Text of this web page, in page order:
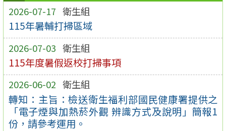
2026-07-17 衛生組
115年暑輔打掃區域
2026-07-03 衛生組
115年度暑假返校打掃事項
2026-06-02 衛生組
轉知：主旨：檢送衛生福利部國民健康署提供之
「電子煙與加熱菸外觀 辨識方式及說明」簡報1
份，請參考運用。